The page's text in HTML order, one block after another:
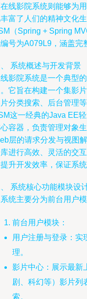
线影院系统则能够为
富了人们的精神文化
（Spring + Spring
号为A079L9，涵盖完
系统概述与开发背景
影院系统是一个典型
它旨在构建一个集影
分类搜索、后台管理
这一经典的Java EE
容器，负责管理对象
层的请求分发与视图
进行高效、灵活的交
升开发效率，保证系
系统核心功能模块设
统主要分为前台用户
前台用户模块：
用户注册与登录：实
理。
影片中心：展示最新
剧、科幻等）影片列
索。